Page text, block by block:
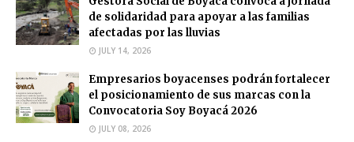
de solidaridad para apoyar a las familias
afectadas por las lluvias
JULY 14, 2026
Empresarios boyacenses podrán fortalecer
el posicionamiento de sus marcas con la
Convocatoria Soy Boyacá 2026
JULY 08, 2026